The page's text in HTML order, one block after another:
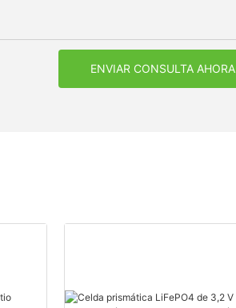
ENVIAR CONSULTA AHORA